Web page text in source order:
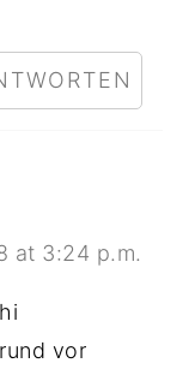
at 3:24 p.m.
vor